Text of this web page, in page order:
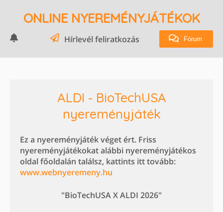
ONLINE NYEREMÉNYJÁTÉKOK
Hírlevél feliratkozás Fórum
ALDI - BioTechUSA
nyereményjáték
Ez a nyereményjáték véget ért. Friss
nyereményjátékokat alábbi nyereményjátékos
oldal főoldalán találsz, kattints itt tovább:
www.webnyeremeny.hu
"BioTechUSA X ALDI 2026"